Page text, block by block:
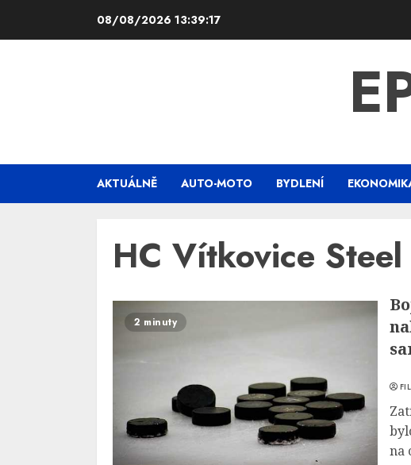
08/08/2026 13:39:18
AKTUÁLNĚ AUTO-MOTO BYDLENÍ
HC Vítkovice Steel
2 minuty
na